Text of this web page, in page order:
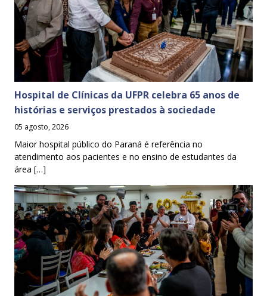
Hospital de Clínicas da UFPR celebra 65 anos de
histórias e serviços prestados à sociedade
05 agosto, 2026
Maior hospital público do Paraná é referência no
atendimento aos pacientes e no ensino de estudantes da
área […]